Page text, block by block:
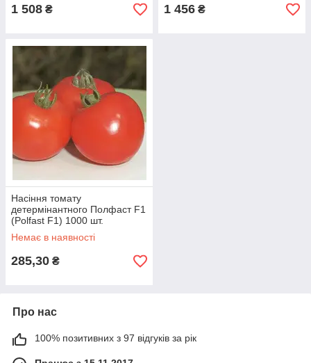
1 508 ₴ 1 456 ₴
Насіння томату
детермінантного Полфаст F1
(Polfast F1) 1000 шт.
Немає в наявності
285,30 ₴
Про нас
100% позитивних з 97 відгуків за рік